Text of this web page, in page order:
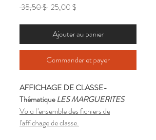
35,50 $ Prix
25,00 $
Ajouter au panier
Commander et payer
AFFICHAGE DE CLASSE-
ThématiqueLES MARGUERITES
Voici l'ensemble des fichiers de
l'affichage de classe.